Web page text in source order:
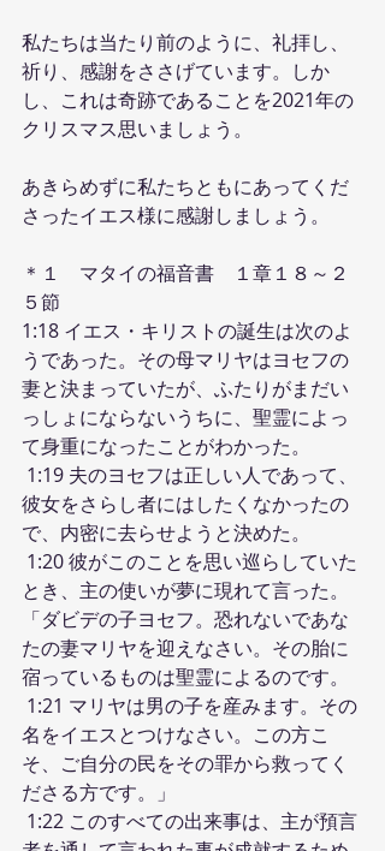
私たちは当たり前のように、礼拝し、
祈り、感謝をささげています。しか
し、これは奇跡であることを2021年の
クリスマス思いましょう。
あきらめずに私たちともにあってくだ
さったイエス様に感謝しましょう。
＊１　マタイの福音書　１章１８～２
５節
1:18 イエス・キリストの誕生は次のよ
うであった。その母マリヤはヨセフの
妻と決まっていたが、ふたりがまだい
っしょにならないうちに、聖霊によっ
て身重になったことがわかった。
彼女をさらし者にはしたくなかったの
で、内密に去らせようと決めた。
とき、主の使いが夢に現れて言った。
「ダビデの子ヨセフ。恐れないであな
たの妻マリヤを迎えなさい。その胎に
宿っているものは聖霊によるのです。
名をイエスとつけなさい。この方こ
そ、ご自分の民をその罪から救ってく
ださる方です。」